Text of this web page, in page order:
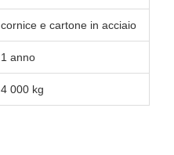
cornice e cartone in acciaio
1 anno
4 000 kg